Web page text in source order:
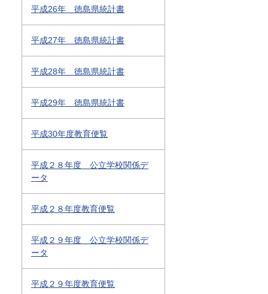
平成26年 徳島県統計書
平成27年 徳島県統計書
平成28年 徳島県統計書
平成29年 徳島県統計書
平成30年度教育便覧
平成２８年度 公立学校関係デ
ータ
平成２８年度教育便覧
平成２９年度 公立学校関係デ
ータ
平成２９年度教育便覧